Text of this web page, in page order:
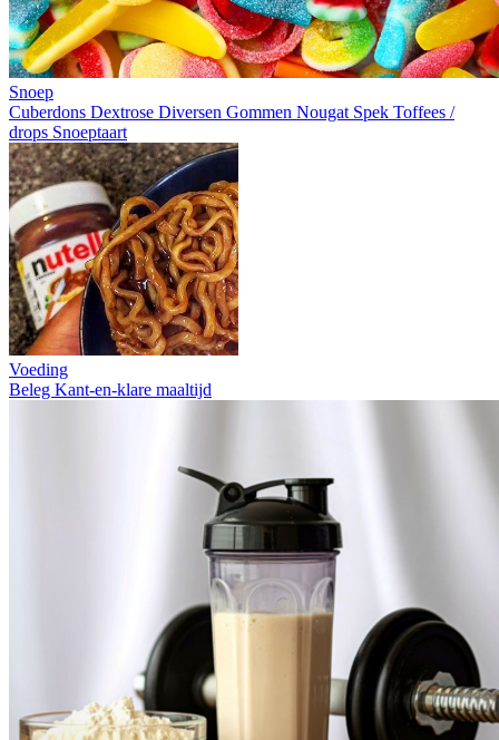
Snoep
Cuberdons Dextrose Diversen Gommen Nougat Spek Toffees /
drops Snoeptaart
Voeding
Beleg Kant-en-klare maaltijd